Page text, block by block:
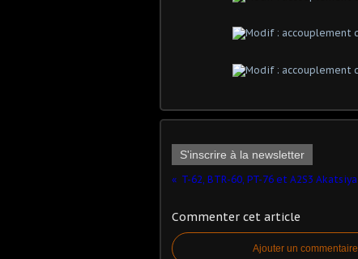
S'inscrire à la newsletter
Commenter cet article
Ajouter un commentaire